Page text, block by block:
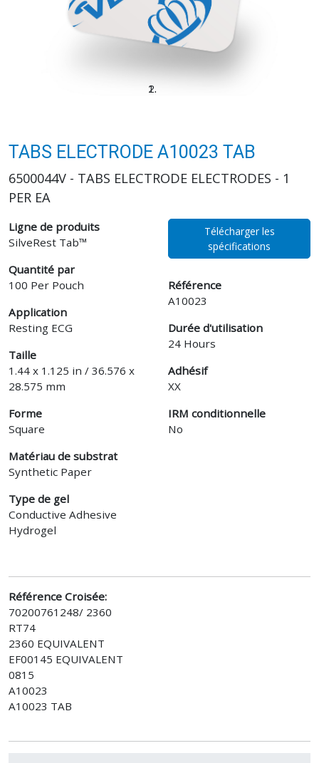
TABS ELECTRODE A10023 TAB
6500044V - TABS ELECTRODE ELECTRODES - 1
PER EA
Ligne de produits
SilveRest Tab™
Quantité par
100 Per Pouch
Application
Resting ECG
Taille
1.44 x 1.125 in / 36.576 x
28.575 mm
Forme
Square
Matériau de substrat
Synthetic Paper
Type de gel
Conductive Adhesive
Hydrogel
Télécharger les
spécifications
Référence
A10023
Durée d'utilisation
24 Hours
Adhésif
XX
IRM conditionnelle
No
Référence Croisée:
70200761248/ 2360
RT74
2360 EQUIVALENT
EF00145 EQUIVALENT
0815
A10023
A10023 TAB